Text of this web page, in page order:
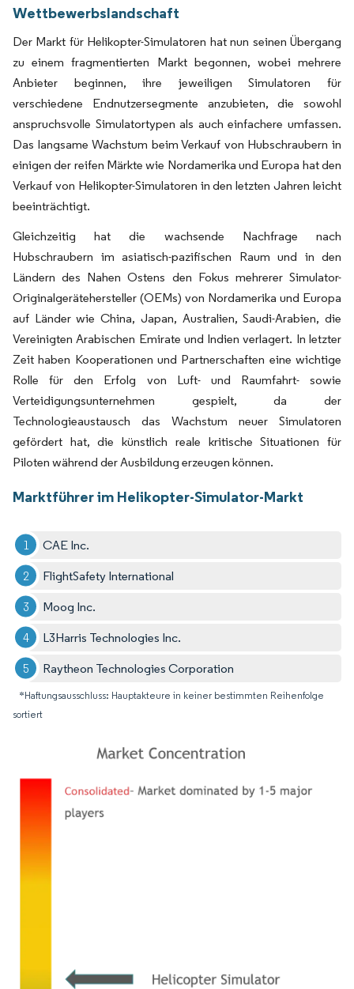
Wettbewerbslandschaft
Der Markt für Helikopter-Simulatoren hat nun seinen Übergang
zu einem fragmentierten Markt begonnen, wobei mehrere
Anbieter beginnen, ihre jeweiligen Simulatoren für
verschiedene Endnutzersegmente anzubieten, die sowohl
anspruchsvolle Simulatortypen als auch einfachere umfassen.
Das langsame Wachstum beim Verkauf von Hubschraubern in
einigen der reifen Märkte wie Nordamerika und Europa hat den
Verkauf von Helikopter-Simulatoren in den letzten Jahren leicht
beeinträchtigt.
Gleichzeitig hat die wachsende Nachfrage nach
Hubschraubern im asiatisch-pazifischen Raum und in den
Ländern des Nahen Ostens den Fokus mehrerer Simulator-
Originalgerätehersteller (OEMs) von Nordamerika und Europa
auf Länder wie China, Japan, Australien, Saudi-Arabien, die
Vereinigten Arabischen Emirate und Indien verlagert. In letzter
Zeit haben Kooperationen und Partnerschaften eine wichtige
Rolle für den Erfolg von Luft- und Raumfahrt- sowie
Verteidigungsunternehmen gespielt, da der
Technologieaustausch das Wachstum neuer Simulatoren
gefördert hat, die künstlich reale kritische Situationen für
Piloten während der Ausbildung erzeugen können.
Marktführer im Helikopter-Simulator-Markt
CAE Inc.
FlightSafety International
Moog Inc.
L3Harris Technologies Inc.
Raytheon Technologies Corporation
*Haftungsausschluss: Hauptakteure in keiner bestimmten Reihenfolge
sortiert